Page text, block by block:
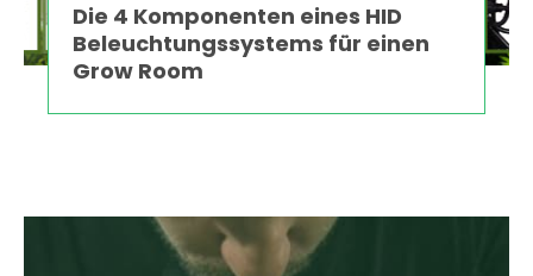
Die 4 Komponenten eines HID
Beleuchtungssystems für einen
Grow Room